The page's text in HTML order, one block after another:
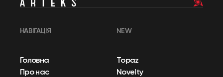
НАВІГАЦІЯ
Головна
Про нас
NEW
Topaz
Novelty